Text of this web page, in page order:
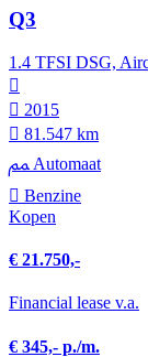
Q3
1.4 TFSI DSG,
2015
81.547 km
Automaat
Benzine
Kopen
€ 21.750,-
Financial lease v.a.
€ 345,- p./m.